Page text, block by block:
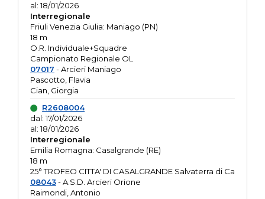
al: 18/01/2026
Interregionale
Friuli Venezia Giulia: Maniago (PN)
18 m
O.R. Individuale+Squadre
Campionato Regionale OL
07017 - Arcieri Maniago
Pascotto, Flavia
Cian, Giorgia
R2608004
dal: 17/01/2026
al: 18/01/2026
Interregionale
Emilia Romagna: Casalgrande (RE)
18 m
25° TROFEO CITTA' DI CASALGRANDE Salvaterra di Ca
08043- A.S.D. Arcieri Orione
Raimondi, Antonio